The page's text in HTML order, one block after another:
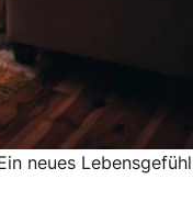
neues Lebensgefühl